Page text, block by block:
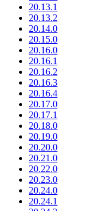
20.13.1
20.13.2
20.14.0
20.15.0
20.16.0
20.16.1
20.16.2
20.16.3
20.16.4
20.17.0
20.17.1
20.18.0
20.19.0
20.20.0
20.21.0
20.22.0
20.23.0
20.24.0
20.24.1